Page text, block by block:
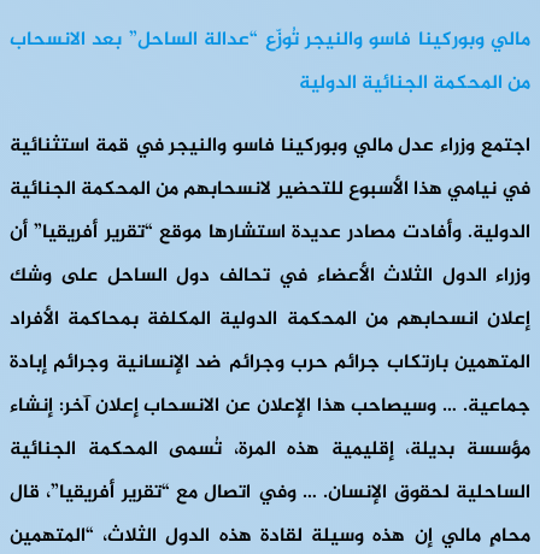
مالي وبوركينا فاسو والنيجر تُوزّع “عدالة الساحل” بعد الانسحاب
من المحكمة الجنائية الدولية
اجتمع وزراء عدل مالي وبوركينا فاسو والنيجر في قمة استثنائية
في نيامي هذا الأسبوع للتحضير لانسحابهم من المحكمة الجنائية
الدولية. وأفادت مصادر عديدة استشارها موقع “تقرير أفريقيا” أن
وزراء الدول الثلاث الأعضاء في تحالف دول الساحل على وشك
إعلان انسحابهم من المحكمة الدولية المكلفة بمحاكمة الأفراد
المتهمين بارتكاب جرائم حرب وجرائم ضد الإنسانية وجرائم إبادة
جماعية. … وسيصاحب هذا الإعلان عن الانسحاب إعلان آخر: إنشاء
مؤسسة بديلة، إقليمية هذه المرة، تُسمى المحكمة الجنائية
الساحلية لحقوق الإنسان. … وفي اتصال مع “تقرير أفريقيا”، قال
محامٍ مالي إن هذه وسيلة لقادة هذه الدول الثلاث، “المتهمين